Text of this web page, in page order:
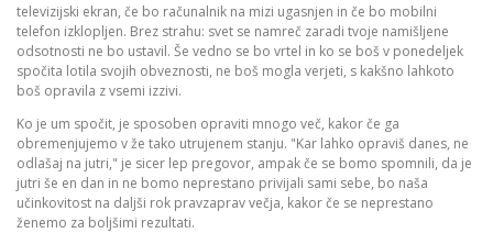
televizijski ekran, če bo računalnik na mizi ugasnjen in če bo mobilni
telefon izklopljen. Brez strahu: svet se namreč zaradi tvoje namišljene
odsotnosti ne bo ustavil. Še vedno se bo vrtel in ko se boš v ponedeljek
spočita lotila svojih obveznosti, ne boš mogla verjeti, s kakšno lahkoto
boš opravila z vsemi izzivi.
Ko je um spočit, je sposoben opraviti mnogo več, kakor če ga
obremenjujemo v že tako utrujenem stanju. "Kar lahko opraviš danes, ne
odlašaj na jutri," je sicer lep pregovor, ampak če se bomo spomnili, da je
jutri še en dan in ne bomo neprestano privijali sami sebe, bo naša
učinkovitost na daljši rok pravzaprav večja, kakor če se neprestano
ženemo za boljšimi rezultati.